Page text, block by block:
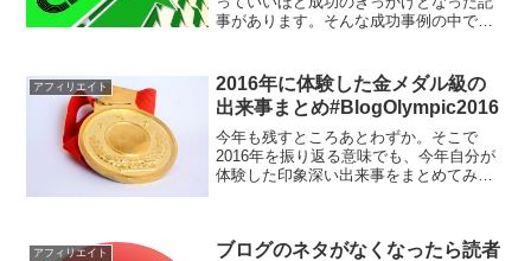
事があります。そんな成功事例の中でも
アフィリエイト
2016年に体験した金メダル級の
出来事まとめ#BlogOlympic2016
今年も残すところあとわずか。そこで
2016年を振り返る意味でも、今年自分が
体験した印象深い出来事をまとめてみま
アフィリエイト
ブログのネタがなくなったら読者